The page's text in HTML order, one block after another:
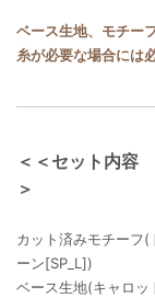
ベース生地、モチー
糸が必要な場合には
＜＜セット内容
＞
カット済みモチーフ(
ーン[SP_L])
ベース生地(キャロ